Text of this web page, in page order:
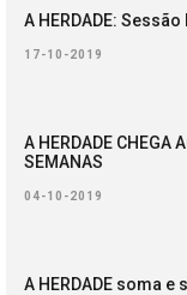
A HERDADE:
17-10-2019
A HERDADE CHEGA
SEMANAS
04-10-2019
A HERDADE soma e